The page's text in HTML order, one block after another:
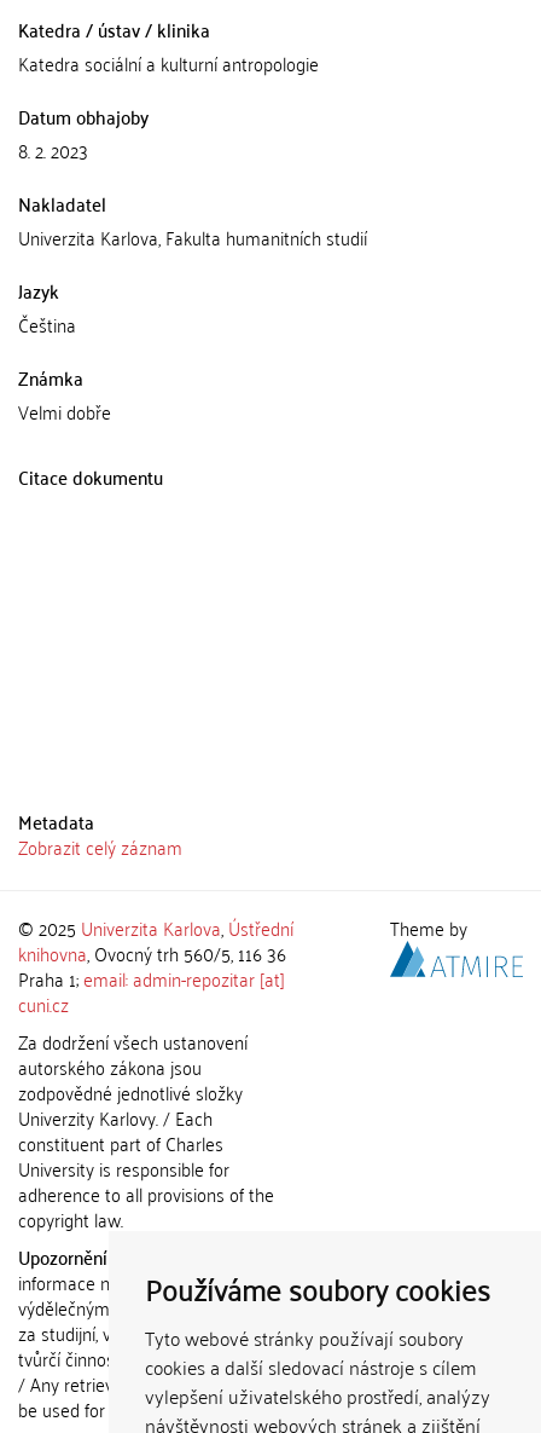
Používáme soubory cookies
Tyto webové stránky používají soubory
cookies a další sledovací nástroje s cílem
vylepšení uživatelského prostředí, analýzy
návštěvnosti webových stránek a zjištění
Katedra / ústav / klinika
Katedra sociální a kulturní antropologie
Datum obhajoby
8. 2. 2023
Nakladatel
Univerzita Karlova, Fakulta humanitních studií
Jazyk
Čeština
Známka
Velmi dobře
Citace dokumentu
Metadata
Zobrazit celý záznam
© 2025 Univerzita Karlova,Ústřední
knihovna, Ovocný trh 560/5, 116 36
Praha 1;email: admin-repozitar [at]
cuni.cz
Za dodržení všech ustanovení
autorského zákona jsou
zodpovědné jednotlivé složky
Univerzity Karlovy. / Each
constituent part of Charles
University is responsible for
adherence to all provisions of the
copyright law.
Upozornění / Notice:
informace nemohou být použity k
výdělečným účelům nebo vydávány
za studijní, vědeckou nebo jinou
tvůrčí činnost jiné osoby než autora.
/ Any retrieved information shall not
be used for any commercial
Theme by